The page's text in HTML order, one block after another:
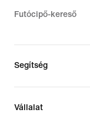
Futócipő-kereső
Segítség
Vállalat